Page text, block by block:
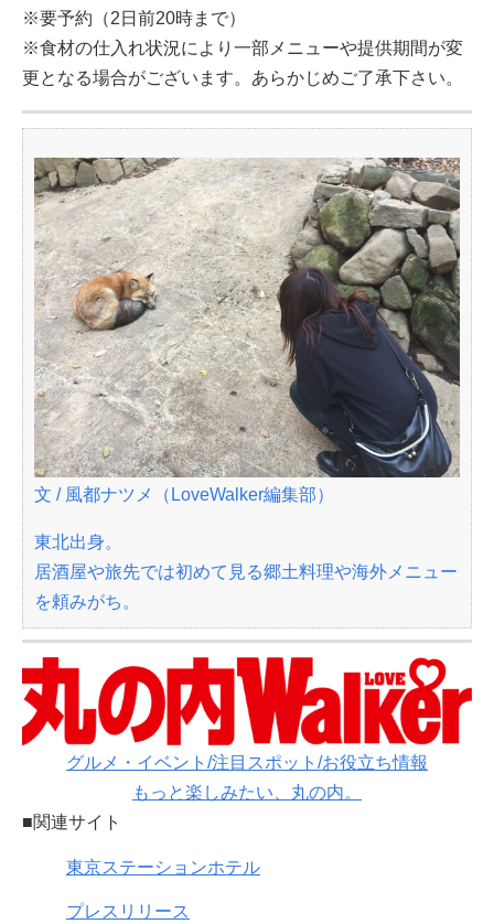
※要予約（2日前20時まで）
※食材の仕入れ状況により一部メニューや提供期間が変
更となる場合がございます。あらかじめご了承下さい。
文 / 風都ナツメ（LoveWalker編集部）
東北出身。
居酒屋や旅先では初めて見る郷土料理や海外メニュー
を頼みがち。
グルメ・イベント/注目スポット/お役立ち情報
もっと楽しみたい、丸の内。
■関連サイト
東京ステーションホテル
プレスリリース